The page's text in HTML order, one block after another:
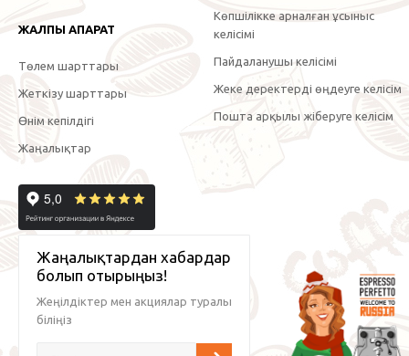
ЖАЛПЫ АҚПАРАТ
Төлем шарттары
Жеткізу шарттары
Өнім кепілдігі
Жаңалықтар
Көпшілікке арналған ұсыныс
келісімі
Пайдаланушы келісімі
Жеке деректерді өңдеуге келісім
Пошта арқылы жіберуге келісім
Жаңалықтардан хабардар
болып отырыңыз!
Жеңілдіктер мен акциялар туралы
біліңіз